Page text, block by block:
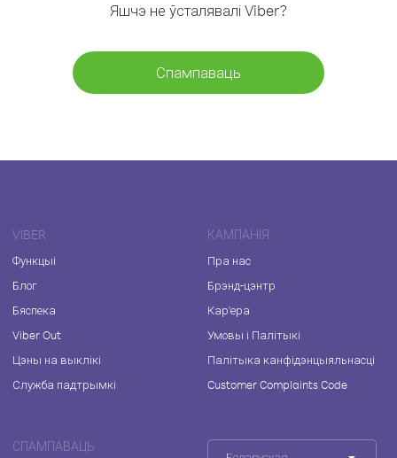
Яшчэ не ўсталявалі Viber?
Спампаваць
VIBER
Функцыі
Блог
Бяспека
Viber Out
Цэны на выклікі
Служба падтрымкі
КАМПАНІЯ
Пра нас
Брэнд-цэнтр
Кар'ера
Умовы і Палітыкі
Палітыка канфідэнцыяльнасці
Customer Complaints Code
СПАМПАВАЦЬ